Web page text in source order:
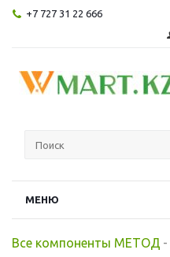
+7 727 31 22 666
МЕНЮ
Все компоненты МЕТОД -